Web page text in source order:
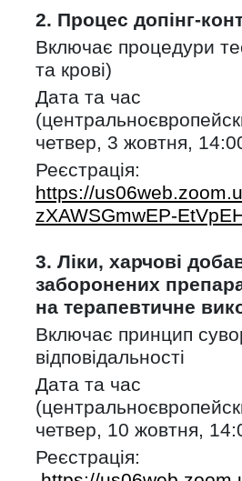
2. Процес допінг-
Включає процедури
та крові)
Дата та час
четвер, 3 жовтня,
Реєстрація:
https://
zXAWSGmwEP-
3. Ліки, харчові
заборонених
на терапевтичне
Включає принцип
відповідальності
Дата та час
четвер, 10 жовтня,
Реєстрація: